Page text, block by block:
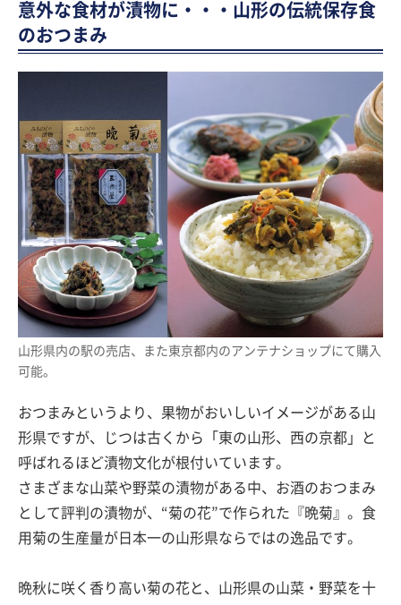
意外な食材が漬物に・・・山形の伝統保存食
のおつまみ
山形県内の駅の売店、また東京都内のアンテナショップにて購入
可能。
おつまみというより、果物がおいしいイメージがある山
形県ですが、じつは古くから「東の山形、西の京都」と
呼ばれるほど漬物文化が根付いています。
さまざまな山菜や野菜の漬物がある中、お酒のおつまみ
として評判の漬物が、“菊の花”で作られた『晩菊』。食
用菊の生産量が日本一の山形県ならではの逸品です。
晩秋に咲く香り高い菊の花と、山形県の山菜・野菜を十